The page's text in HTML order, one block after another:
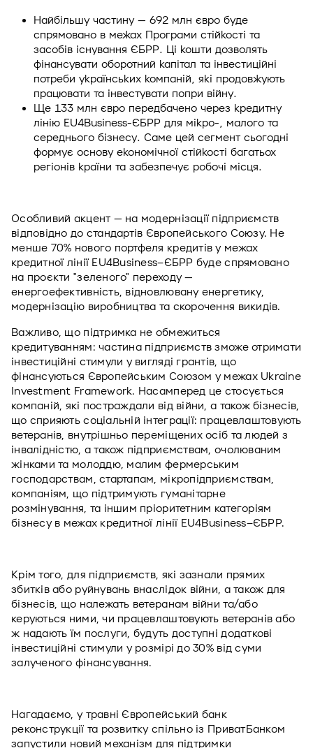
Найбільшу частину — 692 млн євро буде
спрямовано в межах Програми стійкості та
засобів існування ЄБРР. Ці кошти дозволять
фінансувати оборотний капітал та інвестиційні
потреби українських компаній, які продовжують
працювати та інвестувати попри війну.
Ще 133 млн євро передбачено через кредитну
лінію EU4Business-ЄБРР для мікро-, малого та
середнього бізнесу. Саме цей сегмент сьогодні
формує основу економічної стійкості багатьох
регіонів країни та забезпечує робочі місця.
Особливий акцент — на модернізації підприємств
відповідно до стандартів Європейського Союзу. Не
менше 70% нового портфеля кредитів у межах
кредитної лінії EU4Business–ЄБРР буде спрямовано
на проєкти "зеленого" переходу —
енергоефективність, відновлювану енергетику,
модернізацію виробництва та скорочення викидів.
Важливо, що підтримка не обмежиться
кредитуванням: частина підприємств зможе отримати
інвестиційні стимули у вигляді грантів, що
фінансуються Європейським Союзом у межах Ukraine
Investment Framework. Насамперед це стосується
компаній, які постраждали від війни, а також бізнесів,
що сприяють соціальній інтеграції: працевлаштовують
ветеранів, внутрішньо переміщених осіб та людей з
інвалідністю, а також підприємствам, очолюваним
жінками та молоддю, малим фермерським
господарствам, стартапам, мікропідприємствам,
компаніям, що підтримують гуманітарне
розмінування, та іншим пріоритетним категоріям
бізнесу в межах кредитної лінії EU4Business–ЄБРР.
Крім того, для підприємств, які зазнали прямих
збитків або руйнувань внаслідок війни, а також для
бізнесів, що належать ветеранам війни та/або
керуються ними, чи працевлаштовують ветеранів або
ж надають їм послуги, будуть доступні додаткові
інвестиційні стимули у розмірі до 30% від суми
залученого фінансування.
Нагадаємо, у травні Європейський банк
реконструкції та розвитку спільно із ПриватБанком
запустили новий механізм для підтримки